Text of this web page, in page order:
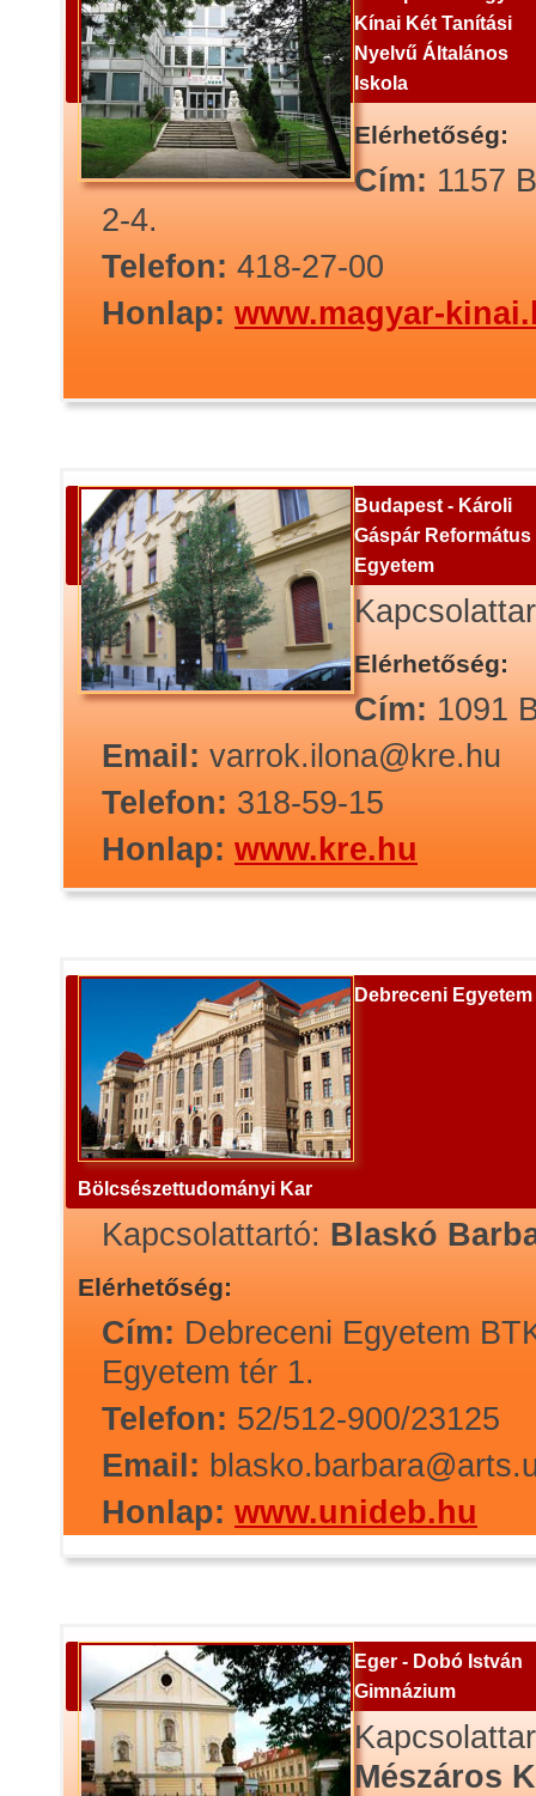
Kínai Két Tanítási
Nyelvű Általános
Iskola
Elérhetőség:
Cím: 1157
2-4.
Telefon: 418-27-00
Honlap: www.magyar-
Budapest - Károli
Gáspár Református
Egyetem
Elérhetőség:
Cím: 1091
Email: varrok.ilona@kre.hu
Telefon: 318-59-15
Honlap: www.kre.hu
Debreceni Egyetem
Bölcsészettudományi Kar
Kapcsolattartó: Blaskó
Elérhetőség:
Cím: Debreceni Egyetem
Egyetem tér 1.
Telefon: 52/512-900/23125
Email:
Honlap: www.unideb.hu
Eger - Dobó István
Gimnázium
Mészáros